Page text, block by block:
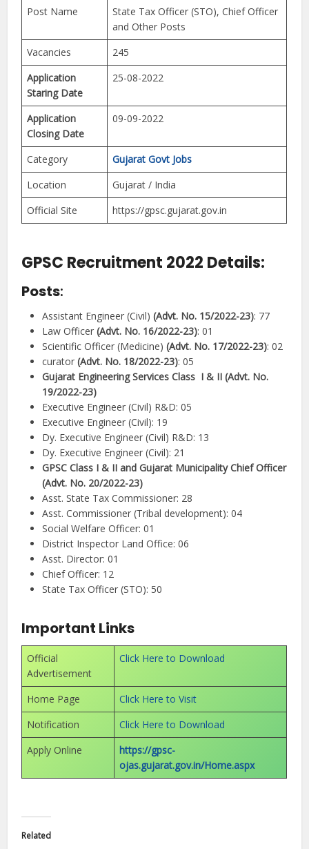
Post Name
State Tax Officer (STO), Chief Officer
and Other Posts
Vacancies
245
Application
Staring Date
25-08-2022
Application
Closing Date
09-09-2022
Category
Gujarat Govt Jobs
Location
Gujarat / India
Official Site
https://gpsc.gujarat.gov.in
GPSC Recruitment 2022 Details:
Posts:
Assistant Engineer (Civil)(Advt. No. 15/2022-23): 77
Law Officer(Advt. No. 16/2022-23): 01
Scientific Officer (Medicine)(Advt. No. 17/2022-23): 02
curator(Advt. No. 18/2022-23): 05
Gujarat Engineering Services Class I & II (Advt. No.
19/2022-23)
Executive Engineer (Civil) R&D: 05
Executive Engineer (Civil): 19
Dy. Executive Engineer (Civil) R&D: 13
Dy. Executive Engineer (Civil): 21
GPSC Class I & II and Gujarat Municipality Chief Officer
(Advt. No. 20/2022-23)
Asst. State Tax Commissioner: 28
Asst. Commissioner (Tribal development): 04
Social Welfare Officer: 01
District Inspector Land Office: 06
Asst. Director: 01
Chief Officer: 12
State Tax Officer (STO): 50
Important Links
Official
Advertisement
Click Here to Download
Home Page
Click Here to Visit
Notification
Click Here to Download
Apply Online
https://gpsc-
ojas.gujarat.gov.in/Home.aspx
Related